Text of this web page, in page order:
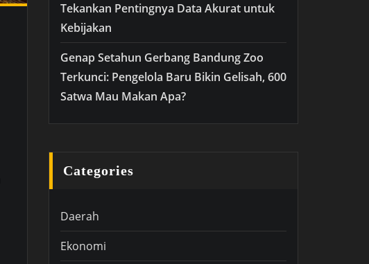
Tekankan Pentingnya Data Akurat untuk
Kebijakan
Genap Setahun Gerbang Bandung Zoo
Terkunci: Pengelola Baru Bikin Gelisah, 600
Satwa Mau Makan Apa?
Categories
Daerah
Ekonomi